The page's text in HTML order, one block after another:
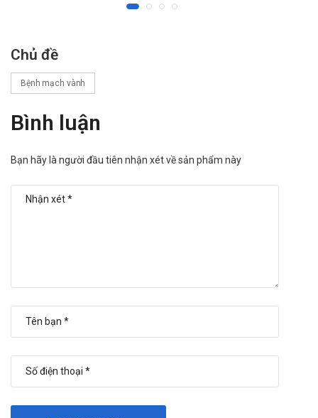
Chủ đề
Bệnh mạch vành
Bình luận
Bạn hãy là người đầu tiên nhận xét về sản phẩm này